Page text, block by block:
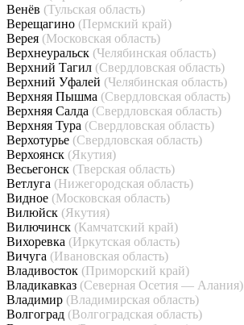
Венёв (Тульская область)
Верещагино (Пермский край)
Верея (Московская область)
Верхнеуральск (Челябинская область)
Верхний Тагил (Свердловская область)
Верхний Уфалей (Челябинская область)
Верхняя Пышма (Свердловская область)
Верхняя Салда (Свердловская область)
Верхняя Тура (Свердловская область)
Верхотурье (Свердловская область)
Верхоянск (Якутия)
Весьегонск (Тверская область)
Ветлуга (Нижегородская область)
Видное (Московская область)
Вилюйск (Якутия)
Вилючинск (Камчатский край)
Вихоревка (Иркутская область)
Вичуга (Ивановская область)
Владивосток (Приморский край)
Владикавказ (Северная Осетия — Алания)
Владимир (Владимирская область)
Волгоград (Волгоградская область)